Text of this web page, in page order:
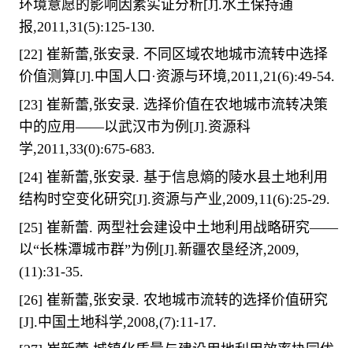
环境意愿的影响因素实证分析[J].水土保持通
报,2011,31(5):125-130.
[22] 崔新蕾,张安录. 不同区域农地城市流转中选择
价值测算[J].中国人口·资源与环境,2011,21(6):49-54.
[23] 崔新蕾,张安录. 选择价值在农地城市流转决策
中的应用——以武汉市为例 [J].资源科
学,2011,33(0):675-683.
[24] 崔新蕾,张安录. 基于信息熵的陵水县土地利用
结构时空变化研究[J].资源与产业,2009,11(6):25-29.
[25] 崔新蕾. 两型社会建设中土地利用战略研究——
以“长株潭城市群”为例 [J].新疆农垦经济,2009,
(11):31-35.
[26] 崔新蕾,张安录. 农地城市流转的选择价值研究
[J].中国土地科学,2008,(7):11-17.